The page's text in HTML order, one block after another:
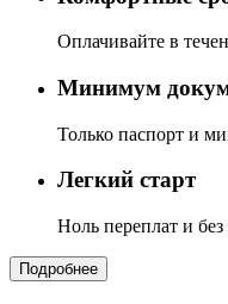
Оплачивайте в
Минимум
Только паспорт и
Легкий старт
Ноль переплат и без
Подробнее